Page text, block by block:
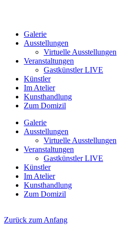
Galerie
Ausstellungen
Virtuelle Ausstellungen
Veranstaltungen
Gastkünstler LIVE
Künstler
Im Atelier
Kunsthandlung
Zum Domizil
Galerie
Ausstellungen
Virtuelle Ausstellungen
Veranstaltungen
Gastkünstler LIVE
Künstler
Im Atelier
Kunsthandlung
Zum Domizil
Zurück zum Anfang